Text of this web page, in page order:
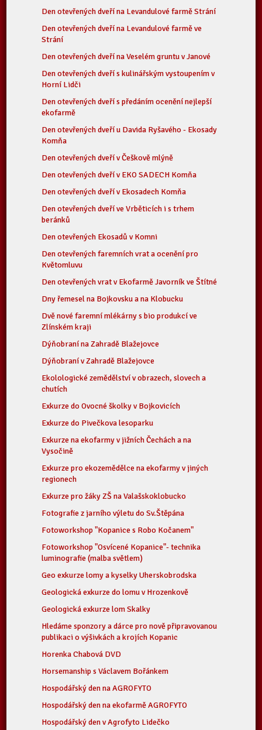
Den otevřených dveří na Levandulové farmě Strání
Den otevřených dveří na Levandulové farmě ve
Strání
Den otevřených dveří na Veselém gruntu v Janové
Den otevřených dveří s kulinářským vystoupením v
Horní Lidči
Den otevřených dveří s předáním ocenění nejlepší
ekofarmě
Den otevřených dveří u Davida Ryšavého - Ekosady
Komňa
Den otevřených dveří v Češkově mlýně
Den otevřených dveří v EKO SADECH Komňa
Den otevřených dveří v Ekosadech Komňa
Den otevřených dveří ve Vrběticích i s trhem
beránků
Den otevřených Ekosadů v Komni
Den otevřených faremních vrat a ocenění pro
Květomluvu
Den otevřených vrat v Ekofarmě Javorník ve Štítné
Dny řemesel na Bojkovsku a na Klobucku
Dvě nové faremní mlékárny s bio produkcí ve
Zlínském kraji
Dýňobraní na Zahradě Blažejovce
Dýňobraní v Zahradě Blažejovce
Ekolologické zemědělství v obrazech, slovech a
chutích
Exkurze do Ovocné školky v Bojkovicích
Exkurze do Pivečkova lesoparku
Exkurze na ekofarmy v jižních Čechách a na
Vysočině
Exkurze pro ekozemědělce na ekofarmy v jiných
regionech
Exkurze pro žáky ZŠ na Valašskoklobucko
Fotografie z jarního výletu do Sv.Štěpána
Fotoworkshop "Kopanice s Robo Kočanem"
Fotoworkshop "Osvícené Kopanice"- technika
luminografie (malba světlem)
Geo exkurze lomy a kyselky Uherskobrodska
Geologická exkurze do lomu v Hrozenkově
Geologická exkurze lom Skalky
Hledáme sponzory a dárce pro nově připravovanou
publikaci o výšivkách a krojích Kopanic
Horenka Chabová DVD
Horsemanship s Václavem Bořánkem
Hospodářský den na AGROFYTO
Hospodářský den na ekofarmě AGROFYTO
Hospodářský den v Agrofyto Lidečko